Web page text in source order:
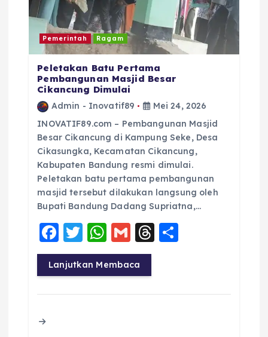
Pemerintah Ragam
Peletakan Batu Pertama
Pembangunan Masjid Besar
Cikancung Dimulai
Admin - Inovatif89
Mei 24, 2026
INOVATIF89.com – Pembangunan Masjid
Besar Cikancung di Kampung Seke, Desa
Cikasungka, Kecamatan Cikancung,
Kabupaten Bandung resmi dimulai.
Peletakan batu pertama pembangunan
masjid tersebut dilakukan langsung oleh
Bupati Bandung Dadang Supriatna,…
F
a
c
e
T
w
it
te
W
h
a
ts
G
m
ai
l
T
a re
Lanjutkan Membaca